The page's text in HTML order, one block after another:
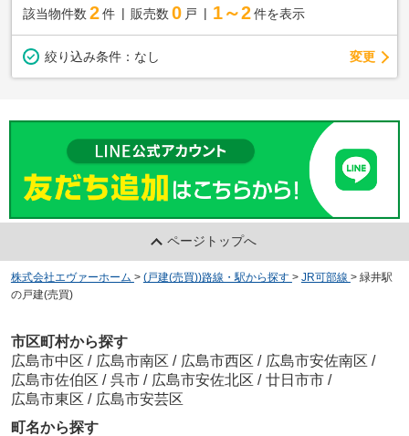
該当物件数 2件 販売数 0 戸 1～2 件を表示
絞り込み条件： なし 変更
ページトップへ
株式会社エヴァーホーム > (戸建(売買))路線・駅から探す > JR可部線 > 緑井駅
の戸建(売買)
市区町村から探す
広島市中区 / 広島市南区 / 広島市西区 / 広島市安佐南区 /
広島市佐伯区 / 呉市 / 広島市安佐北区 / 廿日市市 /
広島市東区 / 広島市安芸区
町名から探す